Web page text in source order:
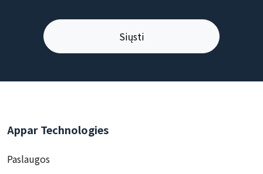
Appar Technologies
Paslaugos